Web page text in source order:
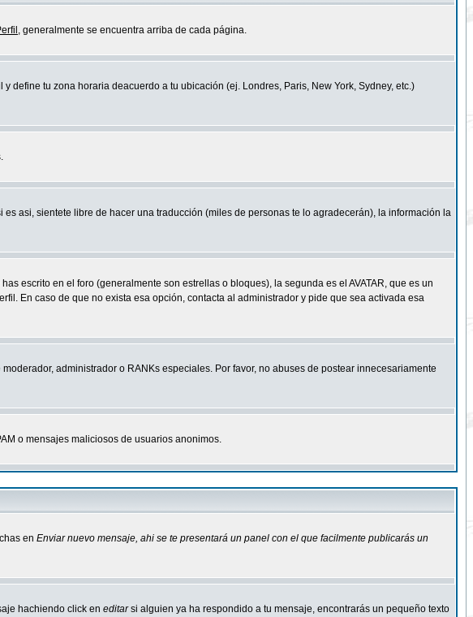
, generalmente se encuentra arriba de cada página.
define tu zona horaria deacuerdo a tu ubicación (ej. Londres, Paris, New York, Sydney, etc.)
asi, sientete libre de hacer una traducción (miles de personas te lo agradecerán), la información la
escrito en el foro (generalmente son estrellas o bloques), la segunda es el AVATAR, que es un
En caso de que no exista esa opción, contacta al administrador y pide que sea activada esa
administrador o RANKs especiales. Por favor, no abuses de postear innecesariamente
o mensajes maliciosos de usuarios anonimos.
en Enviar nuevo mensaje, ahi se te presentará un panel con el que facilmente publicarás un
hachiendo click en editarsi alguien ya ha respondido a tu mensaje, encontrarás un pequeño texto